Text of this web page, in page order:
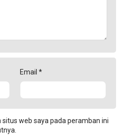
Email *
web saya pada peramban ini